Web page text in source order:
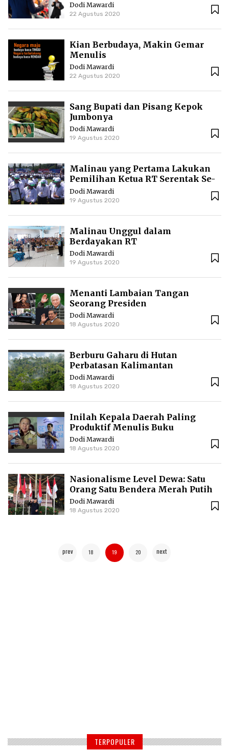
Dodi Mawardi
22 Agustus 2020
Kian Berbudaya, Makin Gemar
Menulis
Dodi Mawardi
22 Agustus 2020
Sang Bupati dan Pisang Kepok
Jumbonya
Dodi Mawardi
19 Agustus 2020
Malinau yang Pertama Lakukan
Pemilihan Ketua RT Serentak Se-
Kabupaten
Dodi Mawardi
19 Agustus 2020
Malinau Unggul dalam
Berdayakan RT
Dodi Mawardi
19 Agustus 2020
Menanti Lambaian Tangan
Seorang Presiden
Dodi Mawardi
18 Agustus 2020
Berburu Gaharu di Hutan
Perbatasan Kalimantan
Dodi Mawardi
18 Agustus 2020
Inilah Kepala Daerah Paling
Produktif Menulis Buku
Dodi Mawardi
18 Agustus 2020
Nasionalisme Level Dewa: Satu
Orang Satu Bendera Merah Putih
Dodi Mawardi
18 Agustus 2020
prev 18 19 20 next
TERPOPULER